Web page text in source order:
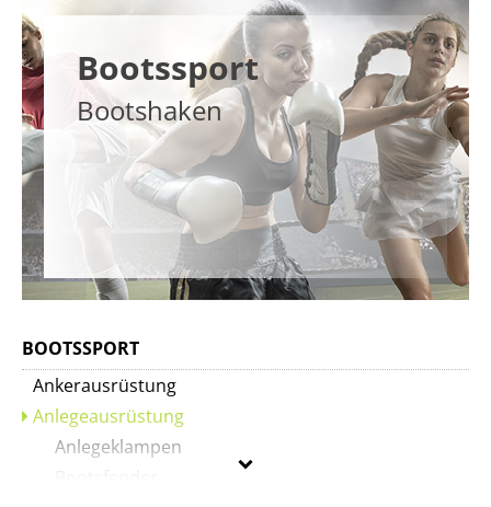
Bootssport
Bootshaken
BOOTSSPORT
Ankerausrüstung
Anlegeausrüstung
Anlegeklampen